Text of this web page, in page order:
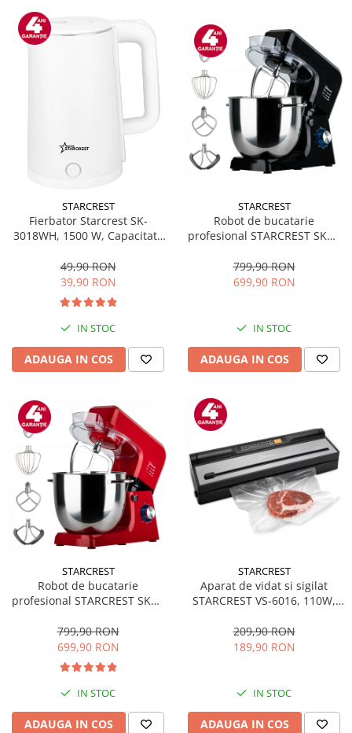
STARCREST
Fierbator Starcrest SK-
3018WH, 1500 W, Capacitate
49,90 RON
39,90 RON
IN STOC
ADAUGA IN COS
STARCREST
Robot de bucatarie
profesional STARCREST SKM-
5 Accesorii, 6 Viteze + Pulse,
Angrenaje metalice, Negru
799,90 RON
699,90 RON
IN STOC
ADAUGA IN COS
STARCREST
Robot de bucatarie
profesional STARCREST SKM-
5 Accesorii, 6 Viteze + Pulse,
Angrenaje metalice, Rosu
799,90 RON
699,90 RON
IN STOC
ADAUGA IN COS
STARCREST
Aparat de vidat si sigilat
STARCREST VS-6016, 110W,
Furtun de vidare caserole,
Cutter incorporat, Negru/Inox
209,90 RON
189,90 RON
IN STOC
ADAUGA IN COS